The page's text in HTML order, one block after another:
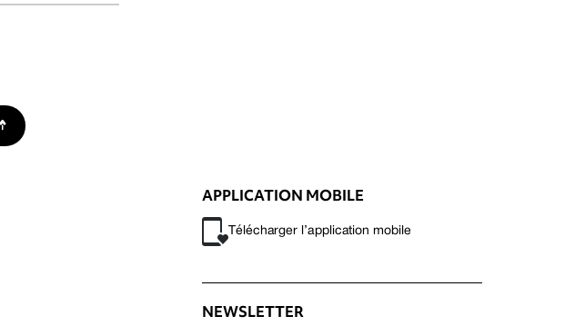
APPLICATION MOBILE
Télécharger l’application mobile
NEWSLETTER